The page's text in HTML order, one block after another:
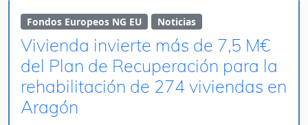
Fondos Europeos NG EU Noticias
Vivienda invierte más de 7,5 M€
del Plan de Recuperación para la
rehabilitación de 274 viviendas en
Aragón